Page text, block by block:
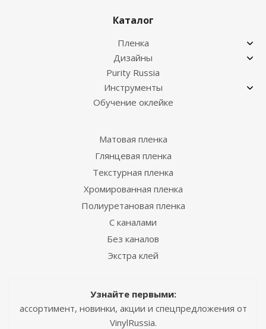
Каталог
Пленка
Дизайны
Purity Russia
Инструменты
Обучение оклейке
Матовая пленка
Глянцевая пленка
Текстурная пленка
Хромированная пленка
Полиуретановая пленка
С каналами
Без каналов
Экстра клей
Узнайте первыми:
ассортимент, новинки, акции и спецпредложения от
VinylRussia.